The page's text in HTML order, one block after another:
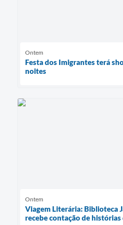
Ontem
Festa dos Imigrantes terá
noites
Ontem
Viagem Literária: Biblioteca
recebe contação de